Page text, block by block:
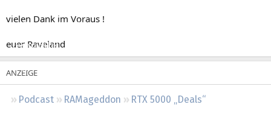
Neueste Aktivitäten
Leserartikel
Podcast RAMageddon
RTX 5000 „Deals“
vielen Dank im Voraus !
euer Raveland